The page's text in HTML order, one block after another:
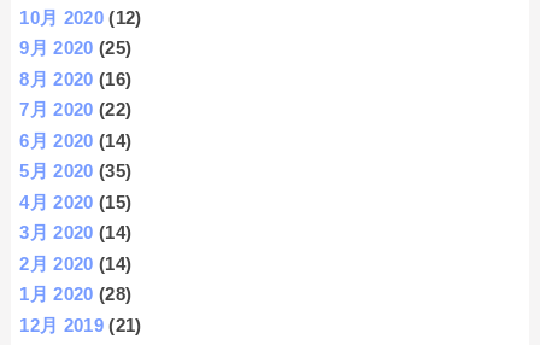
10月 2020 (12)
9月 2020 (25)
8月 2020 (16)
7月 2020 (22)
6月 2020 (14)
5月 2020 (35)
4月 2020 (15)
3月 2020 (14)
2月 2020 (14)
1月 2020 (28)
12月 2019 (21)